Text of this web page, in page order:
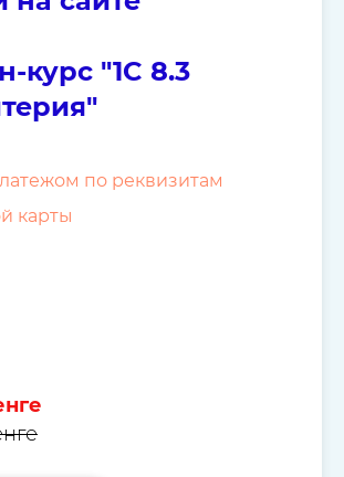
курс "1C 8.3
по реквизитам
карты